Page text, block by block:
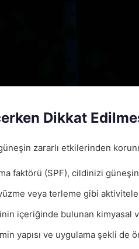
Dikkat
güneşin zararlı etkilerinden
faktörü (SPF), cildinizi
veya terleme gibi
içeriğinde bulunan kimyasal
yapısı ve uygulama şekli